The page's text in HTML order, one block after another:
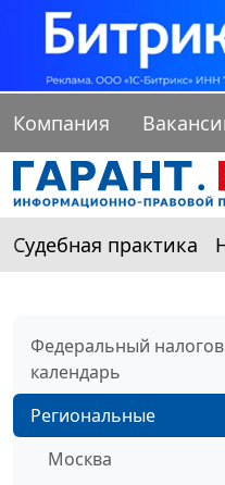
Компания
Судебная практика
Федеральный
календарь
Региональные
Москва